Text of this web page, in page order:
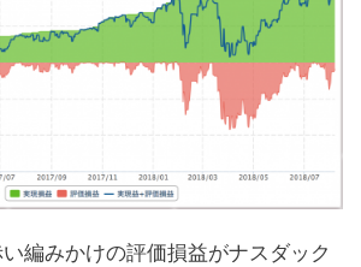
編みかけの評価損益がナスダック